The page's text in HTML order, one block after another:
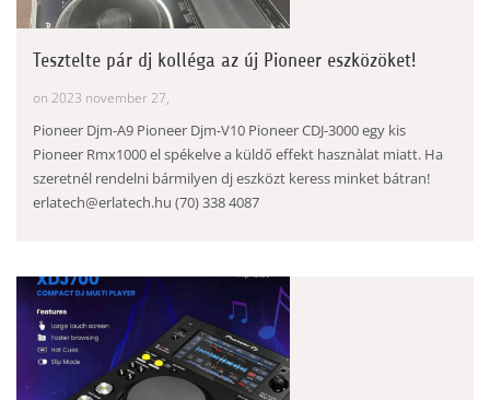
Tesztelte pár dj kolléga az új Pioneer eszközöket!
on 2023 november 27,
Pioneer Djm-A9 Pioneer Djm-V10 Pioneer CDJ-3000 egy kis
Pioneer Rmx1000 el spékelve a küldő effekt hasznàlat miatt. Ha
szeretnél rendelni bármilyen dj eszközt keress minket bátran!
erlatech@erlatech.hu (70) 338 4087